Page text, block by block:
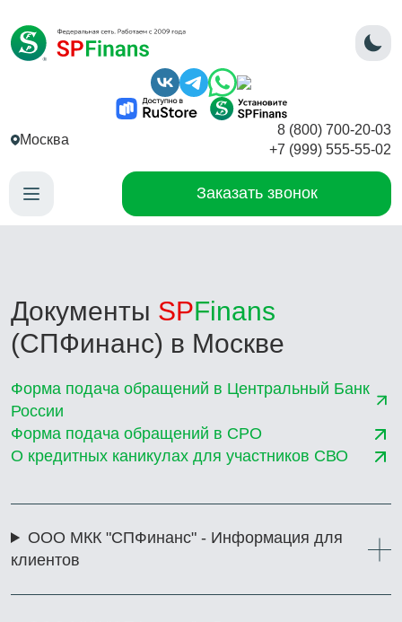
Москва
8 (800) 700-20-03
+7 (999) 555-55-02
Заказать звонок
Документы SPFinans
(СПФинанс) в Москве
Форма подача обращений в Центральный Банк
России
Форма подача обращений в СРО
О кредитных каникулах для участников СВО
ООО МКК "СПФинанс" - Информация для
клиентов